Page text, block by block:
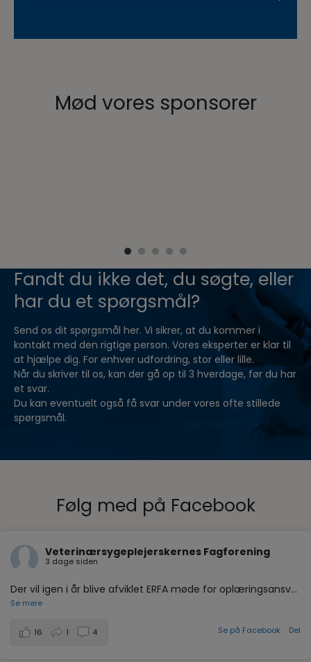
Mød vores sponsorer
Fandt du ikke det, du søgte, eller
har du et spørgsmål?
Send os dit spørgsmål her. Vi sikrer, at du kommer i
kontakt med den rigtige person. Vores eksperter er klar til
at hjælpe dig. For enhver udfordring, stor eller lille.
Når du skriver til os, kan der gå op til 3 hverdage, før du har
et svar.
Du kan eventuelt også få svar under vores ofte stillede
spørgsmål.
Følg med på Facebook
Veterinærsygeplejerskernes Fagforening
3 dage siden
Der vil igen i år blive afviklet ERFA møde for oplæringsansv...
Se mere
Se på Facebook · Del
16 1 4